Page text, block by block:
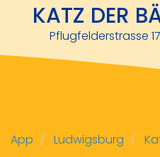
KATZ DER
Pflugfelderstrasse
App Ludwigsburg